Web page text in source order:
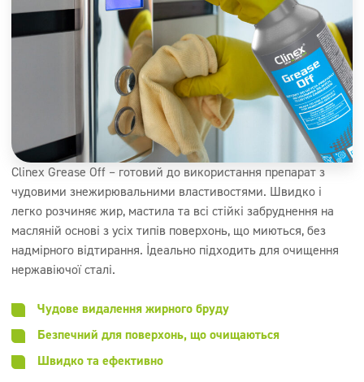
Clinex Grease Off – готовий до використання препарат з
чудовими знежирювальними властивостями. Швидко і
легко розчиняє жир, мастила та всі стійкі забруднення на
масляній основі з усіх типів поверхонь, що миються, без
надмірного відтирання. Ідеально підходить для очищення
нержавіючої сталі.
Чудове видалення жирного бруду
Безпечний для поверхонь, що очищаються
Швидко та ефективно